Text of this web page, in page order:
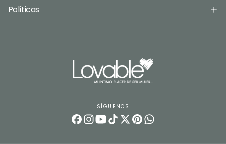
Políticas
SÍGUENOS